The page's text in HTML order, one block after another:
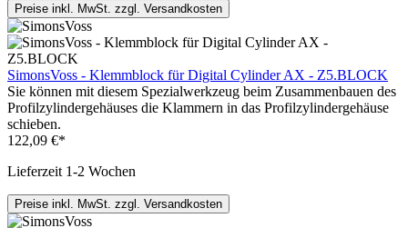
Preise inkl. MwSt. zzgl. Versandkosten
SimonsVoss - Klemmblock für Digital Cylinder AX - Z5.BLOCK
Sie können mit diesem Spezialwerkzeug beim Zusammenbauen des
Profilzylindergehäuses die Klammern in das Profilzylindergehäuse
schieben.
122,09 €*
Lieferzeit 1-2 Wochen
Preise inkl. MwSt. zzgl. Versandkosten